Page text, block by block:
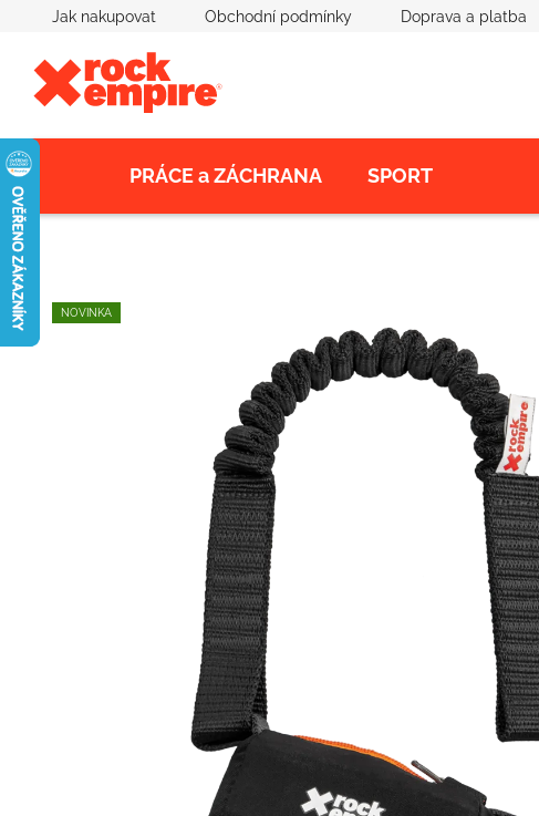
obsah
Jak nakupovat Obchodní podmínky Doprava a platba
PRÁCE a ZÁCHRANA SPORT
NOVINKA